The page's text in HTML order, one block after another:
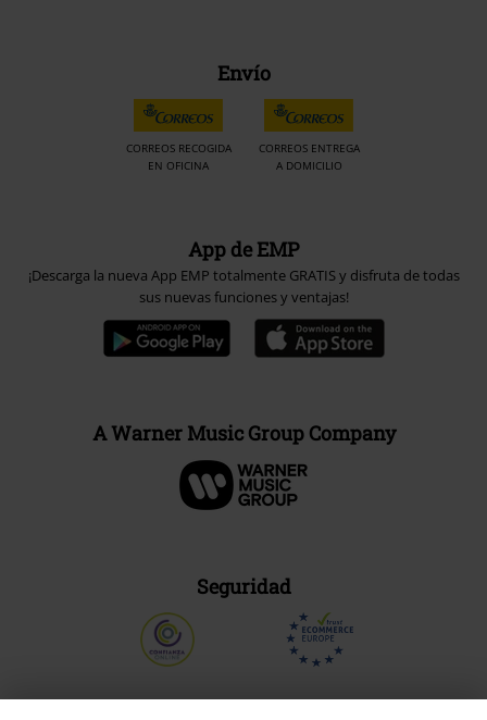
Envío
CORREOS RECOGIDA
EN OFICINA
CORREOS ENTREGA
A DOMICILIO
App de EMP
¡Descarga la nueva App EMP totalmente GRATIS y disfruta de todas
sus nuevas funciones y ventajas!
A Warner Music Group Company
Seguridad